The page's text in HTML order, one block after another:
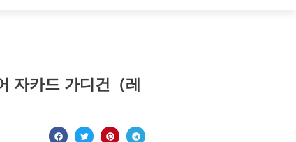
자카드 가디건（레